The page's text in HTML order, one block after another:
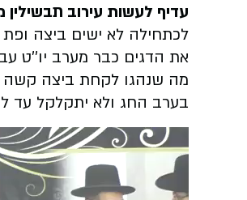
עדיף לעשות עירוב
לכתחילה לא ישים ביצה
את הדגים כבר מערב יו''ט
מה שנהגו לקחת ביצה קשה
בערב החג ולא יתקלקל עד